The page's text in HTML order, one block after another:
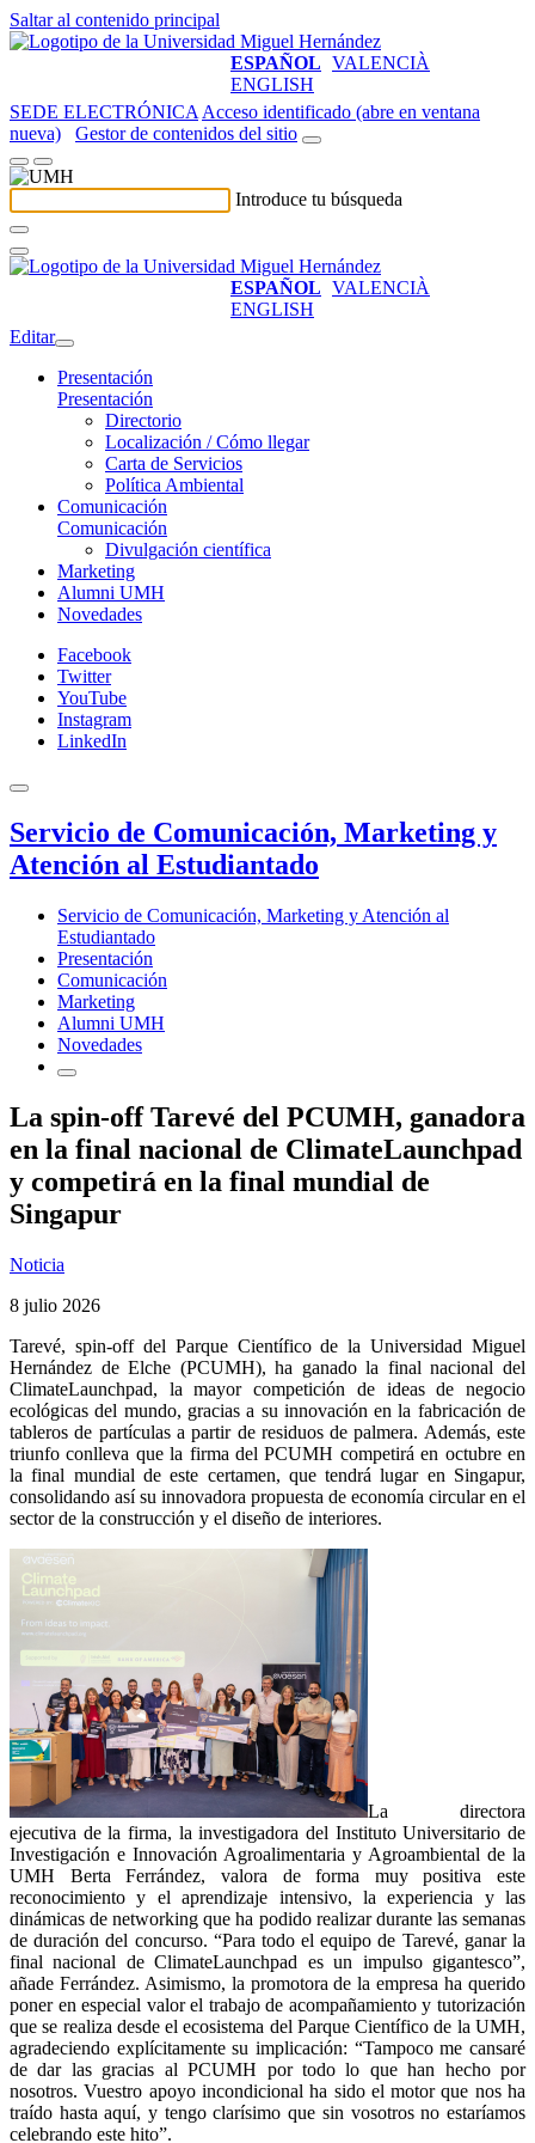
Saltar al contenido principal
ESPAÑOL VALENCIÀ
ENGLISH
SEDE ELECTRÓNICA Acceso identificado (abre en ventana
nueva)
Gestor de contenidos del sitio
Introduce tu búsqueda
ESPAÑOL VALENCIÀ
ENGLISH
Editar
Presentación
Presentación
Directorio
Localización / Cómo llegar
Carta de Servicios
Política Ambiental
Comunicación
Comunicación
Divulgación científica
Marketing
Alumni UMH
Novedades
Facebook
Twitter
YouTube
Instagram
LinkedIn
Servicio de Comunicación, Marketing y
Atención al Estudiantado
Servicio de Comunicación, Marketing y Atención al
Estudiantado
Presentación
Comunicación
Marketing
Alumni UMH
Novedades
La spin-off Tarevé del PCUMH, ganadora
en la final nacional de ClimateLaunchpad
y competirá en la final mundial de
Singapur
Noticia
8 julio 2026
Tarevé, spin-off del Parque Científico de la Universidad Miguel
Hernández de Elche (PCUMH), ha ganado la final nacional del
ClimateLaunchpad, la mayor competición de ideas de negocio
ecológicas del mundo, gracias a su innovación en la fabricación de
tableros de partículas a partir de residuos de palmera. Además, este
triunfo conlleva que la firma del PCUMH competirá en octubre en
la final mundial de este certamen, que tendrá lugar en Singapur,
consolidando así su innovadora propuesta de economía circular en el
sector de la construcción y el diseño de interiores.
La directora
ejecutiva de la firma, la investigadora del Instituto Universitario de
Investigación e Innovación Agroalimentaria y Agroambiental de la
UMH Berta Ferrández, valora de forma muy positiva este
reconocimiento y el aprendizaje intensivo, la experiencia y las
dinámicas de networking que ha podido realizar durante las semanas
de duración del concurso. “Para todo el equipo de Tarevé, ganar la
final nacional de ClimateLaunchpad es un impulso gigantesco”,
añade Ferrández. Asimismo, la promotora de la empresa ha querido
poner en especial valor el trabajo de acompañamiento y tutorización
que se realiza desde el ecosistema del Parque Científico de la UMH,
agradeciendo explícitamente su implicación: “Tampoco me cansaré
de dar las gracias al PCUMH por todo lo que han hecho por
nosotros. Vuestro apoyo incondicional ha sido el motor que nos ha
traído hasta aquí, y tengo clarísimo que sin vosotros no estaríamos
celebrando este hito”.